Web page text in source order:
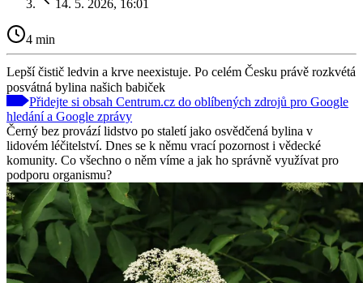
14. 5. 2026, 16:01
4 min
Lepší čistič ledvin a krve neexistuje. Po celém Česku právě rozkvétá
posvátná bylina našich babiček
Přidejte si obsah Centrum.cz do oblíbených zdrojů pro Google
hledání a Google zprávy
Černý bez provází lidstvo po staletí jako osvědčená bylina v
lidovém léčitelství. Dnes se k němu vrací pozornost i vědecké
komunity. Co všechno o něm víme a jak ho správně využívat pro
podporu organismu?